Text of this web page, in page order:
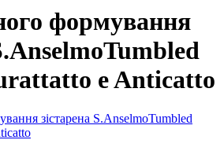
формування
e Anticatto